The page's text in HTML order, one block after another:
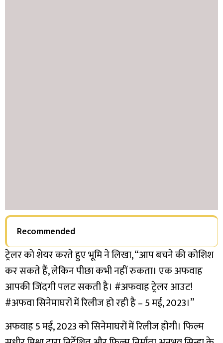
Recommended
ट्रेलर को शेयर करते हुए भूमि ने लिखा, “आप बचने की कोशिश
कर सकते हैं, लेकिन पीछा कभी नहीं रुकता। एक अफवाह
आपकी जिंदगी पलट सकती है। #अफवाह ट्रेलर आउट!
#अफवा सिनेमाघरों में रिलीज हो रही है – 5 मई, 2023।”
अफवाह 5 मई, 2023 को सिनेमाघरों में रिलीज होगी। फिल्म